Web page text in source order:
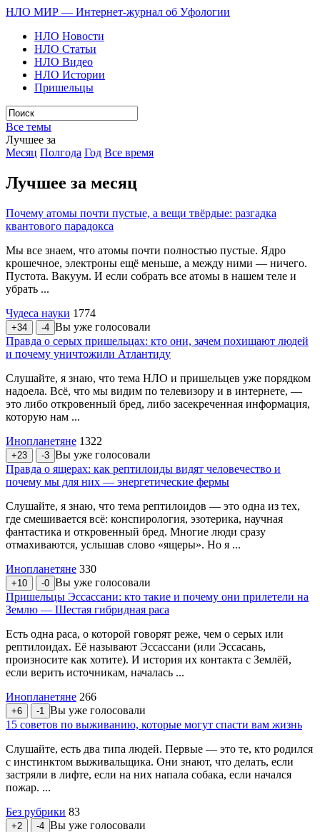
НЛО МИР — Интернет-журнал об Уфологии
НЛО Новости
НЛО Статьи
НЛО Видео
НЛО Истории
Пришельцы
Все темы
Лучшее за
Месяц Полгода Год Все время
Лучшее за месяц
Почему атомы почти пустые, а вещи твёрдые: разгадка
квантового парадокса
Мы все знаем, что атомы почти полностью пустые. Ядро
крошечное, электроны ещё меньше, а между ними — ничего.
Пустота. Вакуум. И если собрать все атомы в нашем теле и
убрать ...
Чудеса науки 1774
+34 -4 Вы уже голосовали
Правда о серых пришельцах: кто они, зачем похищают людей
и почему уничтожили Атлантиду
Слушайте, я знаю, что тема НЛО и пришельцев уже порядком
надоела. Всё, что мы видим по телевизору и в интернете, —
это либо откровенный бред, либо засекреченная информация,
которую нам ...
Инопланетяне 1322
+23 -3 Вы уже голосовали
Правда о ящерах: как рептилоиды видят человечество и
почему мы для них — энергетические фермы
Слушайте, я знаю, что тема рептилоидов — это одна из тех,
где смешивается всё: конспирология, эзотерика, научная
фантастика и откровенный бред. Многие люди сразу
отмахиваются, услышав слово «ящеры». Но я ...
Инопланетяне 330
+10 -0 Вы уже голосовали
Пришельцы Эссассани: кто такие и почему они прилетели на
Землю — Шестая гибридная раса
Есть одна раса, о которой говорят реже, чем о серых или
рептилоидах. Её называют Эссассани (или Эссасань,
произносите как хотите). И история их контакта с Землёй,
если верить источникам, началась ...
Инопланетяне 266
+6 -1
Вы уже голосовали
15 советов по выживанию, которые могут спасти вам жизнь
Слушайте, есть два типа людей. Первые — это те, кто родился
с инстинктом выживальщика. Они знают, что делать, если
застряли в лифте, если на них напала собака, если начался
пожар. ...
Без рубрики 83
+2 -4 Вы уже голосовали